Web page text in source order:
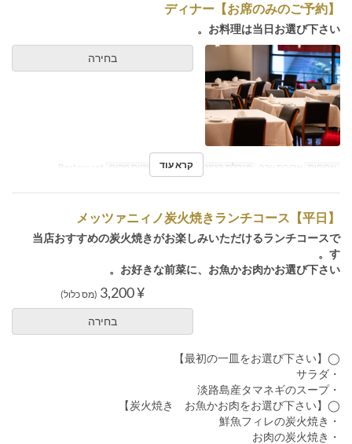
ディナー【お席のみのご予約】
お料理は当日お選び下さい。
בחירה
ארוחות ארוחת ערב מגבלת הזמנה 1 ~ 6 קטגוריית מקוםקרא עוד
【平日】メッツァニィノ炭火焼きランチコース
当店おすすめの炭火焼きがお楽しみいただけるランチコースで
す。
お好きな前菜に、お魚かお肉かお選び下さい。
¥ 3,200 (מס כלול)
בחירה
◯【最初の一皿をお選び下さい】
・サラダ
・淡路島産タマネギのスープ
◯【炭火焼き お魚かお肉をお選び下さい】
・鮮魚フィレの炭火焼き
・お肉の炭火焼き